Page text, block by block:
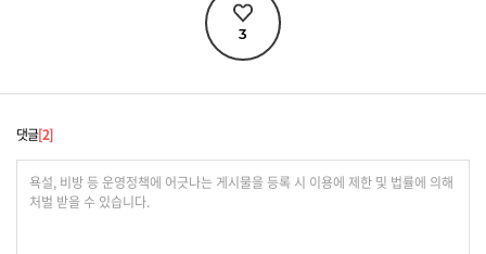
3
댓글 2